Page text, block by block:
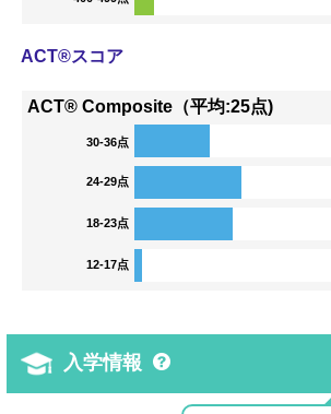
ACT®スコア
ACT® Composite（平均:25点)
30-36点
24-29点
18-23点
12-17点
入学情報